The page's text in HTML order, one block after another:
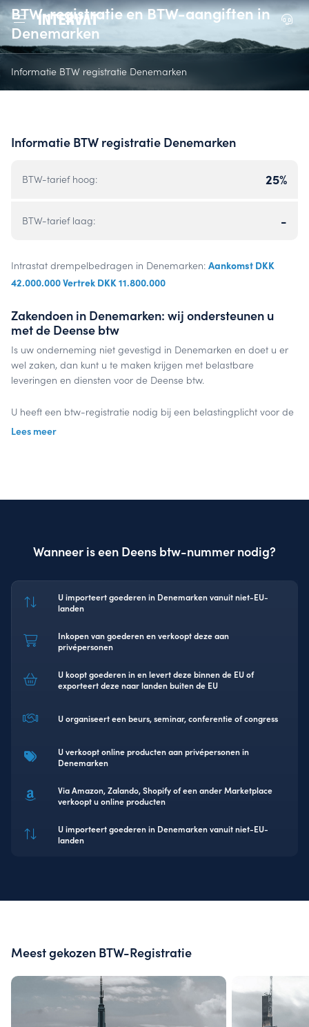
BTW-registratie en BTW-aangiften in
Denemarken
Informatie BTW registratie Denemarken
Informatie BTW registratie Denemarken
BTW-tarief hoog: 25%
BTW-tarief laag: -
Intrastat drempelbedragen in Denemarken: Aankomst DKK
42.000.000 Vertrek DKK 11.800.000
Zakendoen in Denemarken: wij ondersteunen u
met de Deense btw
Is uw onderneming niet gevestigd in Denemarken en doet u er
wel zaken, dan kunt u te maken krijgen met belastbare
leveringen en diensten voor de Deense btw.
U heeft een btw-registratie nodig bij een belastingplicht voor de
btw in Denemarken. Na het aanvragen van een Deens btw-
zakendoet in Denemarken. Uitbesteden bespaart u tijd en geld,
volledig in compliance bent voor de btw in Denemarken.
Laten we samenwerken
Lees meer
Wanneer is een Deens btw-nummer nodig?
U importeert goederen in Denemarken vanuit niet-EU-
landen
Inkopen van goederen en verkoopt deze aan
privépersonen
U koopt goederen in en levert deze binnen de EU of
exporteert deze naar landen buiten de EU
U organiseert een beurs, seminar, conferentie of congress
U verkoopt online producten aan privépersonen in
Denemarken
Via Amazon, Zalando, Shopify of een ander Marketplace
verkoopt u online producten
U importeert goederen in Denemarken vanuit niet-EU-
landen
Meest gekozen BTW-Registratie